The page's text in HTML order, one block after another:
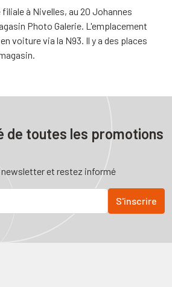
à Nivelles, au 20 Johannes
Photo Galerie. L'emplacement
voiture via la N93. Il y a des places
de toutes les promotions
et restez informé